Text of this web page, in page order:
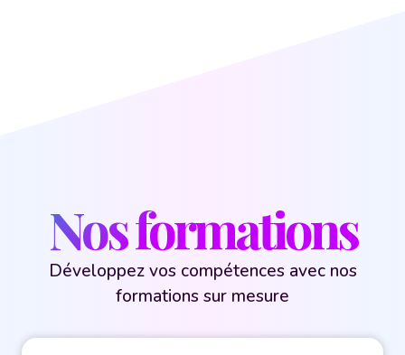
Nos formations
Développez vos compétences avec nos
formations sur mesure